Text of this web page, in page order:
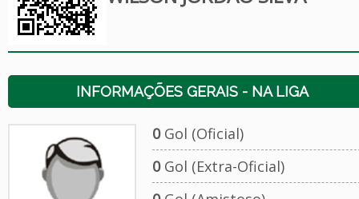
INFORMAÇÕES GERAIS - NA LIGA
0Gol (Oficial)
0Gol (Extra-Oficial)